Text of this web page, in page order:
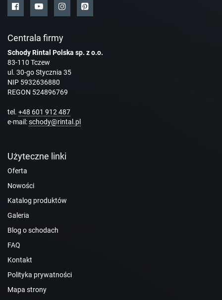
Centrala firmy
Schody Rintal Polska sp. z o.o.
83-110 Tczew
ul. 30-go Stycznia 35
NIP 5932636880
REGON 524896769
tel. +48 601 912 487
e-mail:schody@rintal.pl
Użyteczne linki
Oferta
Nowości
Katalog produktów
Galeria
Blog o schodach
FAQ
Kontakt
Polityka prywatności
Mapa strony